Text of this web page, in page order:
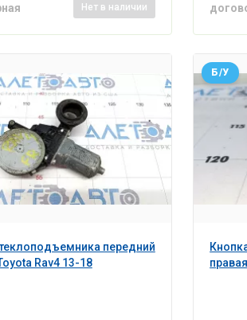
Нет в наличии
передний
Rav4 13-18
Б/У